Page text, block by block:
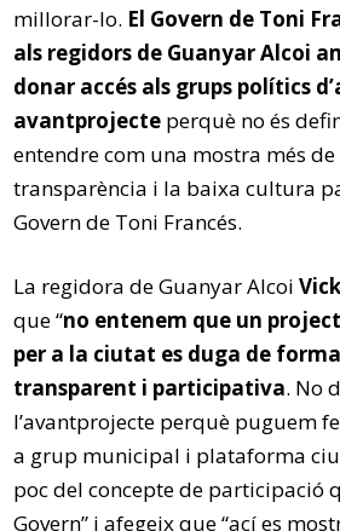
millorar-lo. El Govern de Toni
als regidors de Guanyar Alcoi
donar accés als grups polítics
avantprojecte perquè no és
entendre com una mostra més
transparència i la baixa cultura
Govern de Toni Francés.
La regidora de Guanyar Alcoi
que “no entenem que un
per a la ciutat es duga de
transparent i participativa. No
l’avantprojecte perquè puguem
a grup municipal i plataforma
poc del concepte de participació
Govern” i afegeix que “ací es